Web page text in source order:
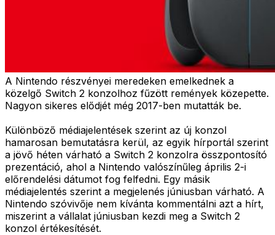
A Nintendo részvényei meredeken emelkednek a
közelgő Switch 2 konzolhoz fűzött remények közepette.
Nagyon sikeres elődjét még 2017-ben mutatták be.
Különböző médiajelentések szerint az új konzol
hamarosan bemutatásra kerül, az egyik hírportál szerint
a jövő héten várható a Switch 2 konzolra összpontosító
prezentáció, ahol a Nintendo valószínűleg április 2-i
előrendelési dátumot fog felfedni. Egy másik
médiajelentés szerint a megjelenés júniusban várható. A
Nintendo szóvivője nem kívánta kommentálni azt a hírt,
miszerint a vállalat júniusban kezdi meg a Switch 2
konzol értékesítését.